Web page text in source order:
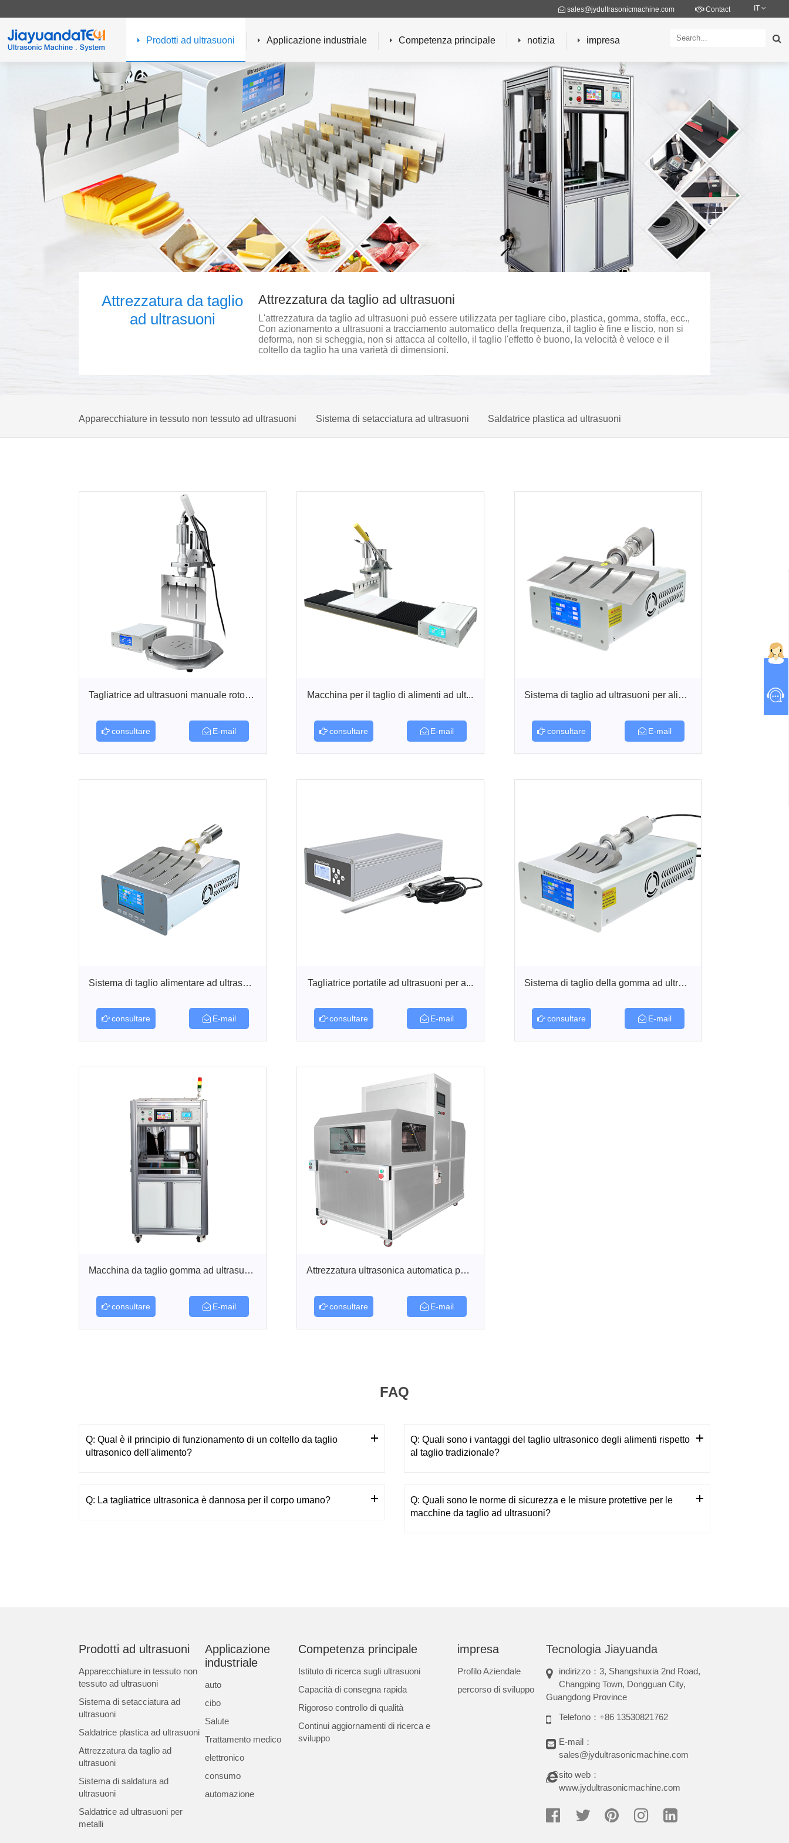
IT
Contact
sales@jydultrasonicmachine.com
Prodotti ad ultrasuoni Applicazione industriale Competenza principale notizia impresa
Attrezzatura da taglio
ad ultrasuoni
Attrezzatura da taglio ad ultrasuoni
L'attrezzatura da taglio ad ultrasuoni può essere utilizzata per tagliare cibo, plastica, gomma, stoffa, ecc.,
Con azionamento a ultrasuoni a tracciamento automatico della frequenza, il taglio è fine e liscio, non si
deforma, non si scheggia, non si attacca al coltello, il taglio l'effetto è buono, la velocità è veloce e il
coltello da taglio ha una varietà di dimensioni.
Apparecchiature in tessuto non tessuto ad ultrasuoni Sistema di setacciatura ad ultrasuoni Saldatrice plastica ad ultrasuoni
Tagliatrice ad ultrasuoni manuale rotonda...
consultare E-mail
Macchina per il taglio di alimenti ad ult...
consultare E-mail
Sistema di taglio ad ultrasuoni per alime...
consultare E-mail
Sistema di taglio alimentare ad ultrasuon...
consultare E-mail
Tagliatrice portatile ad ultrasuoni per a...
consultare E-mail
Sistema di taglio della gomma ad ultrasuo...
consultare E-mail
Macchina da taglio gomma ad ultrasuoni G2...
consultare E-mail
Attrezzatura ultrasonica automatica per i...
consultare E-mail
FAQ
Q: Qual è il principio di funzionamento di un coltello da taglio
ultrasonico dell'alimento?
Q: Quali sono i vantaggi del taglio ultrasonico degli alimenti rispetto
al taglio tradizionale?
Q: La tagliatrice ultrasonica è dannosa per il corpo umano?
Q: Quali sono le norme di sicurezza e le misure protettive per le
macchine da taglio ad ultrasuoni?
Prodotti ad ultrasuoni
Apparecchiature in tessuto non
tessuto ad ultrasuoni
Sistema di setacciatura ad
ultrasuoni
Saldatrice plastica ad ultrasuoni
Attrezzatura da taglio ad
ultrasuoni
Sistema di saldatura ad
ultrasuoni
Saldatrice ad ultrasuoni per
metalli
Applicazione
industriale
auto
cibo
Salute
Trattamento medico
elettronico
consumo
automazione
Competenza principale
Istituto di ricerca sugli ultrasuoni
Capacità di consegna rapida
Rigoroso controllo di qualità
Continui aggiornamenti di ricerca e
sviluppo
impresa
Profilo Aziendale
percorso di sviluppo
Tecnologia Jiayuanda
indirizzo：3, Shangshuxia 2nd Road,
Changping Town, Dongguan City,
Guangdong Province
Telefono：+86 13530821762
E-mail：
sales@jydultrasonicmachine.com
sito web：
www.jydultrasonicmachine.com